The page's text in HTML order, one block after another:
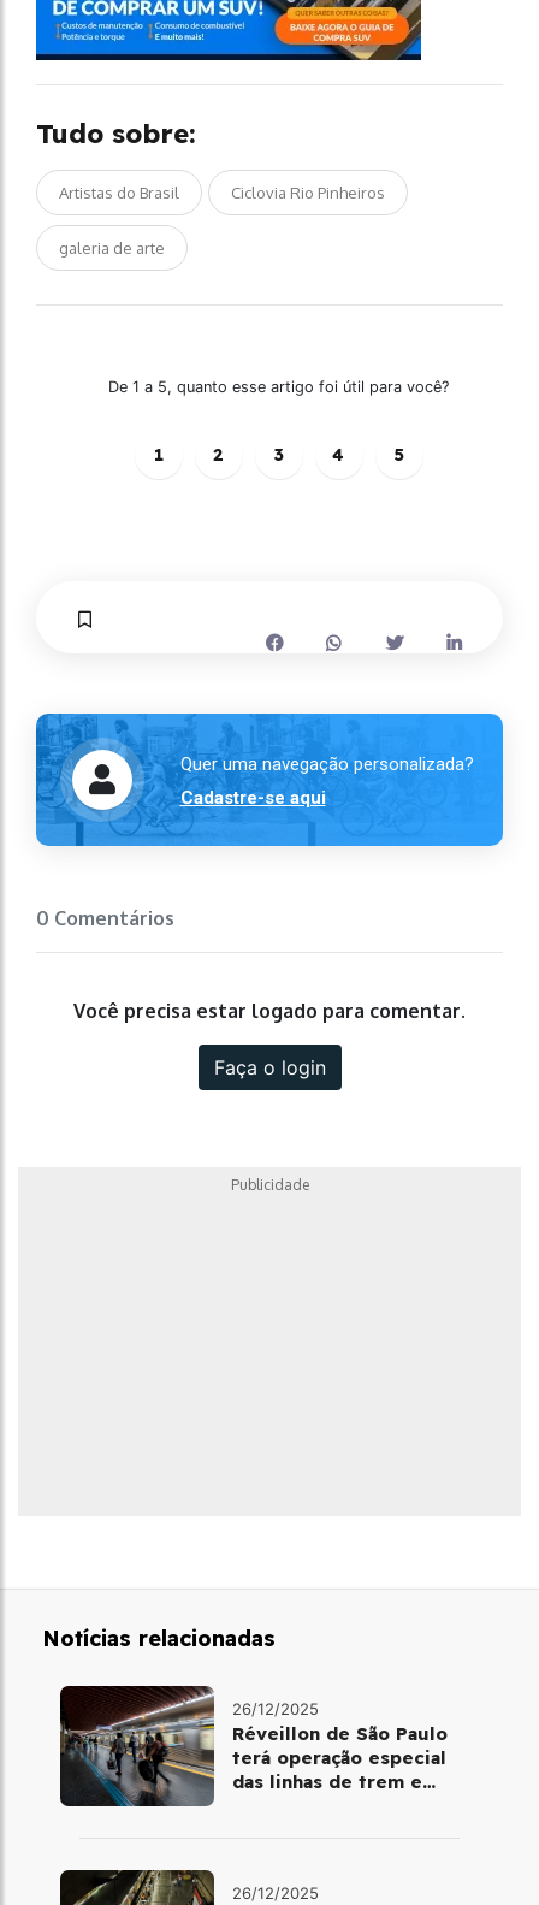
Tudo sobre:
Artistas do Brasil Ciclovia Rio Pinheiros
galeria de arte
De 1 a 5, quanto esse artigo foi útil para você?
1 2 3 4 5
Quer uma navegação personalizada?
Cadastre-se aqui
0 Comentários
Você precisa estar logado para comentar.
Faça o login
Publicidade
Notícias relacionadas
26/12/2025
Réveillon de São Paulo
terá operação especial
das linhas de trem e
26/12/2025